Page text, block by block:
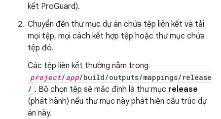
kết ProGuard).
Chuyển đến thư mục dự án chứa tệp liên kết và tải
mọi tệp, mọi cách kết hợp tệp hoặc thư mục chứa
tệp đó.
Các tệp liên kết thường nằm trong
project/app/build/outputs/mappings/release
/ . Bộ chọn tệp sẽ mặc định là thư mục release
(phát hành) nếu thư mục này phát hiện cấu trúc dự
án này.